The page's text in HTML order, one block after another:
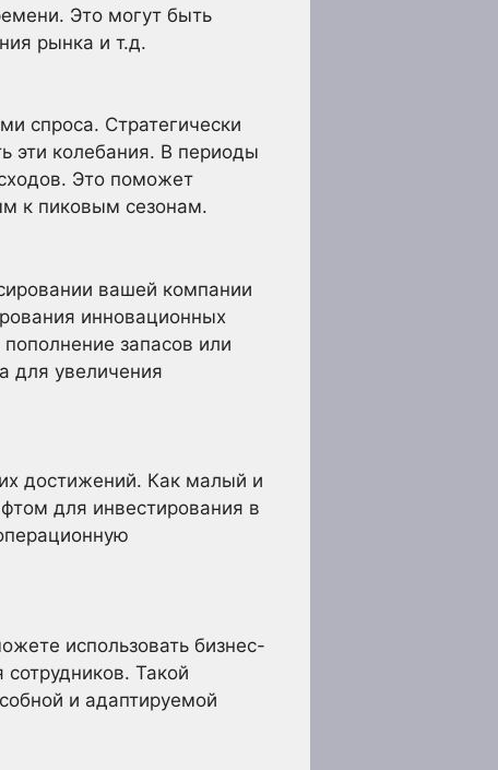
Это могут быть
рынка и т.д.
спроса. Стратегически
эти колебания. В периоды
Это поможет
к пиковым сезонам.
вашей компании
инновационных
запасов или
для увеличения
достижений. Как малый и
для инвестирования в
использовать бизнес-
Такой
и адаптируемой